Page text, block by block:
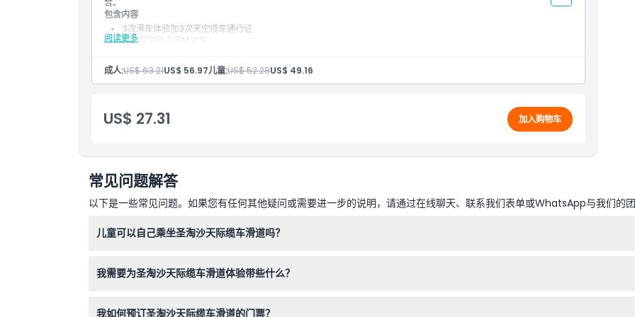
合。
阅读更多
包含内容
3次滑车体验加3次天空缆车通行证
进入花穹和云雾林温室
花卉奇观与惊险的香氛小径结合
滨海湾花园景点全面通行
成人:US$ 63.21US$ 56.97儿童:US$ 52.28US$ 49.16
US$ 27.31 加入购物车
常见问题解答
以下是一些常见问题。如果您有任何其他疑问或需要进一步的说明，请通过在线聊天、联系我们表单或WhatsApp与我们的团
儿童可以自己乘坐圣淘沙天际缆车滑道吗？
我需要为圣淘沙天际缆车滑道体验带些什么？
我如何预订圣淘沙天际缆车滑道的门票？